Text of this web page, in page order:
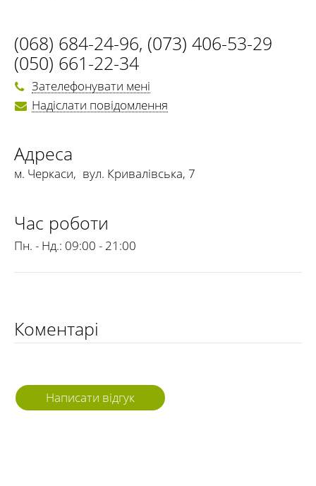
(068) 684-24-96, (073) 406-53-29
(050) 661-22-34
Зателефонувати мені
Надіслати повідомлення
Адреса
м. Черкаси, вул. Кривалівська, 7
Час роботи
Пн. - Нд.: 09:00 - 21:00
Коментарі
Написати відгук